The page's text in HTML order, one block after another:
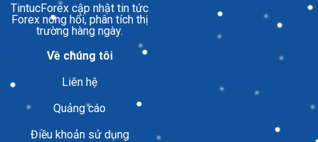
TintucForex cập nhật tin tức
Forex nóng hổi, phân tích thị
trường hàng ngày.
Về chúng tôi
Liên hệ
Quảng cáo
Điều khoản sử dụng